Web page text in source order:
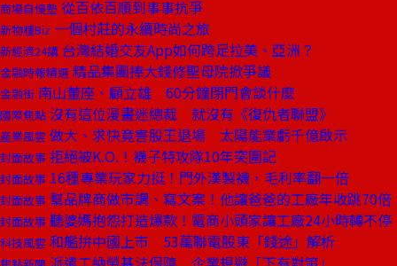
商場自慢塾 從百依百順到事事抗爭
新物種Biz 一個村莊的永續時尚之旅
新經濟24講 台灣結婚交友App如何跨足拉美、亞洲？
金融時報精選 精品集團捧大錢修聖母院掀爭議
金融街 南山董座、顧立雄 60分鐘閉門會談什麼
國際焦點 沒有這位漫畫迷總裁 就沒有《復仇者聯盟》
產業風雲 做大、求快竟害股王退場 太陽能業虧千億啟示
封面故事 拒絕被K.O.！襪子特攻隊10年突圍記
封面故事 16種專業玩家力挺！門外漢製襪，毛利率翻一倍
封面故事 幫品牌商做市調、寫文案！他讓爸爸的工廠年收跳70倍
封面故事 聽婆媽抱怨打造爆款！電商小頭家讓工廠24小時轉不停
科技風雲 和艦拚中國上市 53萬聯電股東「錢途」解析